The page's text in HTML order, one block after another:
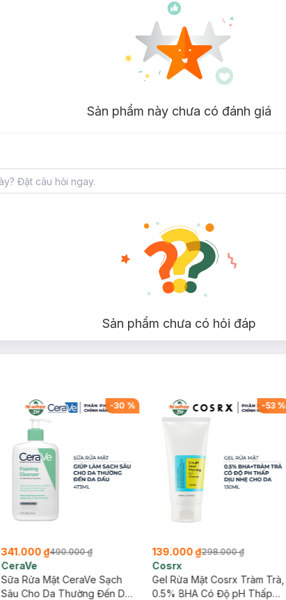
Sản phẩm này chưa có đánh giá
Sản phẩm chưa có hỏi đáp
-30 %
341.000 ₫490.000 ₫
CeraVe
Sữa Rửa Mặt CeraVe Sạch
Sâu Cho Da Thường Đến Da
-53%
139.000 ₫298.000 ₫
Cosrx
Gel Rửa Mặt Cosrx Tràm Trà,
0.5% BHA Có Độ pH Thấp